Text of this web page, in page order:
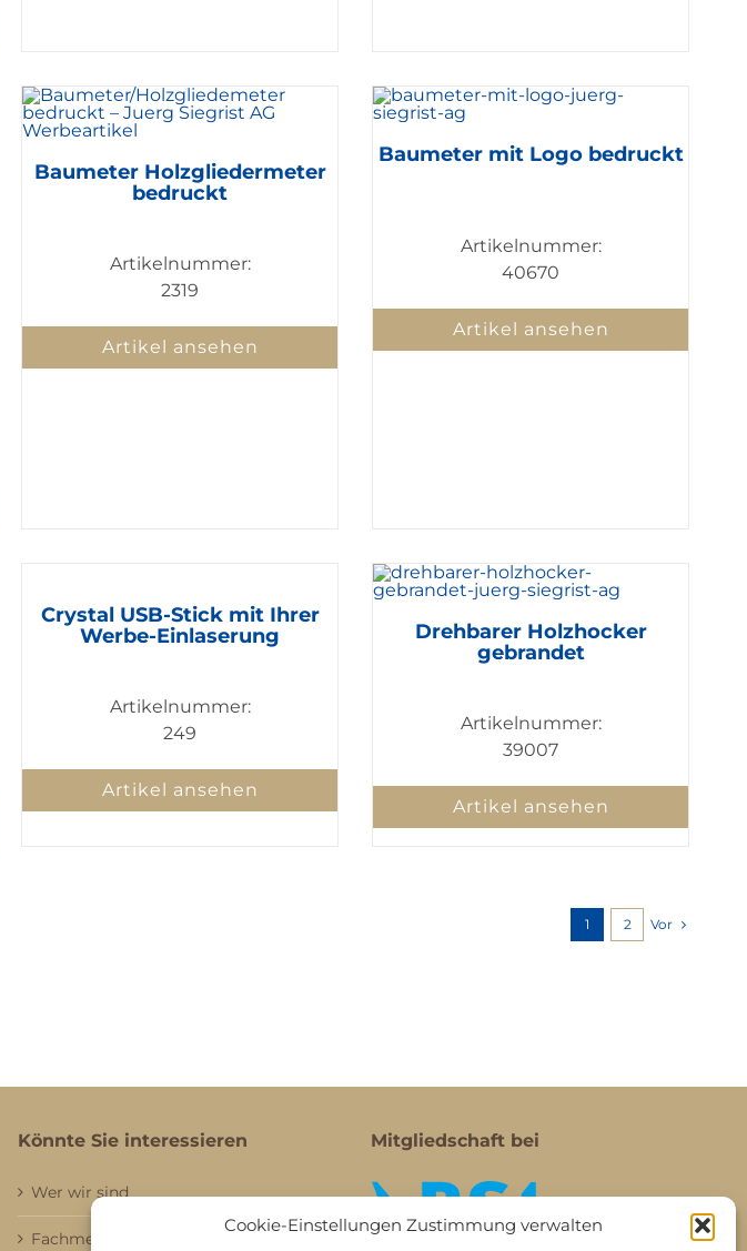
Cookie-Einstellungen Zustimmung verwalten
Baumeter Holzgliedermeter
bedruckt
Artikelnummer:
2319
Artikel ansehen
Baumeter mit Logo bedruckt
Artikelnummer:
40670
Artikel ansehen
Crystal USB-Stick mit Ihrer
Werbe-Einlaserung
Artikelnummer:
249
Artikel ansehen
Drehbarer Holzhocker
gebrandet
Artikelnummer:
39007
Artikel ansehen
1 2 Vor
Könnte Sie interessieren
Wer wir sind
Fachmessebesuch
Mitgliedschaft bei